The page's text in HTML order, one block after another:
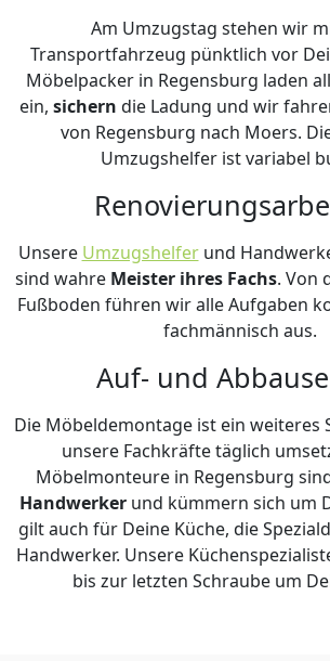
Am Umzugstag stehen wir
Transportfahrzeug pünktlich vor
Möbelpacker in Regensburg laden
ein, sichern die Ladung und wir
von Regensburg nach Moers.
Umzugshelfer ist variabel
Unsere Umzugshelferund
sind wahre Meister ihres Fachs. Von
Fußboden führen wir alle Aufgaben
fachmännisch aus.
Auf- und
Die Möbeldemontage ist ein weiteres
unsere Fachkräfte täglich
Möbelmonteure in Regensburg
Handwerker und kümmern sich um
gilt auch für Deine Küche, die
Handwerker. Unsere
bis zur letzten Schraube um